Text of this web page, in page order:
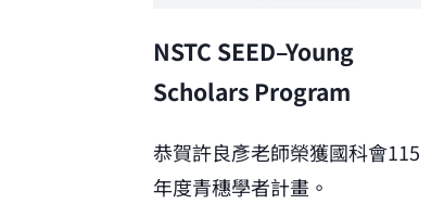
NSTC SEED–Young
Scholars Program
恭賀許良彥老師榮獲國科會115
年度青穗學者計畫。